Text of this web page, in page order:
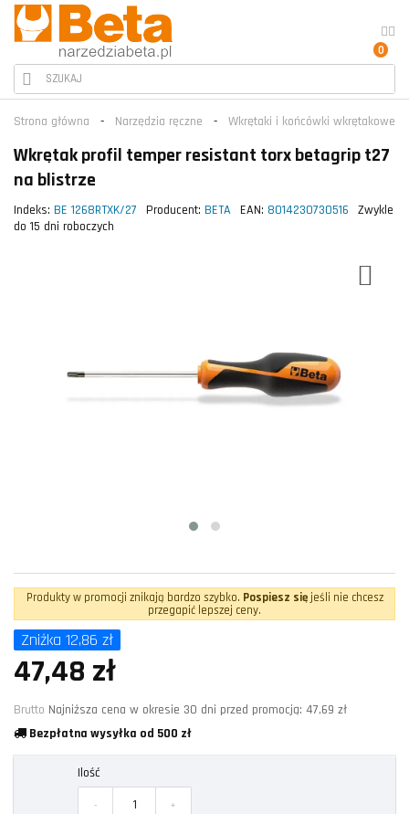
0
Strona główna Narzędzia ręczne Wkrętaki i końcówki wkrętakowe
Wkrętak profil temper resistant torx betagrip t27
na blistrze
Indeks: BE 1268RTXK/27 Producent: BETA EAN: 8014230730516
Zwykle
do 15 dni roboczych
Produkty w promocji znikają bardzo szybko. Pospiesz sięjeśli nie chcesz
przegapić lepszej ceny.
Zniżka 12,86 zł
47,48 zł
Brutto Najniższa cena w okresie 30 dni przed promocją: 47,69 zł
Bezpłatna wysyłka od 500 zł
Ilość
- +